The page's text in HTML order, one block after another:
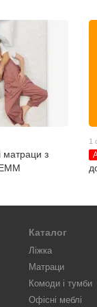
матраци з
ЕММ
1
Каталог
Ліжка
Матраци
Комоди і тумби
Офісні меблі